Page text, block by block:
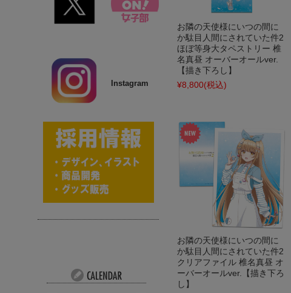
お隣の天使様にいつの間に
か駄目人間にされていた件2
ほぼ等身大タペストリー 椎
名真昼 オーバーオールver.
【描き下ろし】
¥8,800(税込)
お隣の天使様にいつの間に
か駄目人間にされていた件2
クリアファイル 椎名真昼 オ
ーバーオールver.【描き下ろ
し】
Instagram